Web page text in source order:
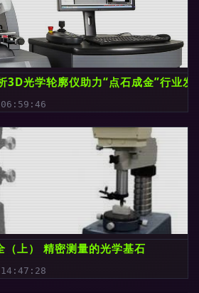
3D光学轮廓仪助力“点石成金”行业发
06:59:46
（上） 精密测量的光学基石
14:47:28